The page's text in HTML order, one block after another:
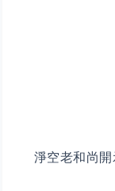
淨空老和尚開